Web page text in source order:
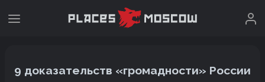
9 доказательств «громадности» России